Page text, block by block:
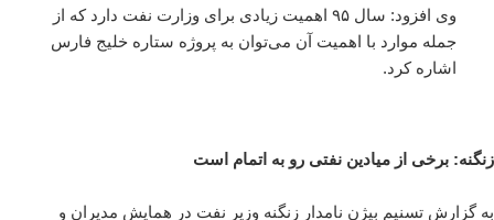
وی افزود: سال ۹۵ اهمیت زیادی برای وزارت نفت دارد که از
جمله موارد با اهمیت آن می‌توان به پروژه ستاره خلیج فارس
اشاره کرد.
زنگنه: برخی از میادین نفتی رو به اتمام است
به گزارش تسنیم بیژن نامدار زنگنه وزیر نفت در همایش مدیران و